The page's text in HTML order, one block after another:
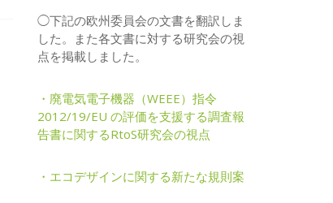
◯下記の欧州委員会の文書を翻訳しま
した。また各文書に対する研究会の視
点を掲載しました。
・廃電気電子機器（WEEE）指令
2012/19/EU の評価を支援する調査報
告書に関するRtoS研究会の視点
・エコデザインに関する新たな規則案